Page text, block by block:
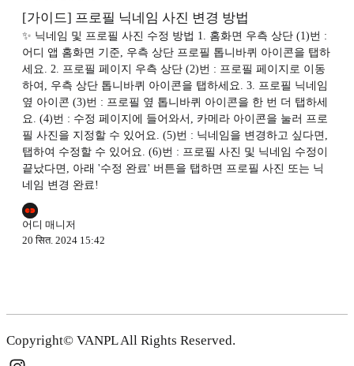
[가이드] 프로필 닉네임 사진 변경 방법
✨ 닉네임 및 프로필 사진 수정 방법 1. 홈화면 우측 상단 (1)번 :
어디 앱 홈화면 기준, 우측 상단 프로필 톱니바퀴 아이콘을 탭하
세요. 2. 프로필 페이지 우측 상단 (2)번 : 프로필 페이지로 이동
하여, 우측 상단 톱니바퀴 아이콘을 탭하세요. 3. 프로필 닉네임
옆 아이콘 (3)번 : 프로필 옆 톱니바퀴 아이콘을 한 번 더 탭하세
요. (4)번 : 수정 페이지에 들어와서, 카메라 아이콘을 눌러 프로
필 사진을 지정할 수 있어요. (5)번 : 닉네임을 변경하고 싶다면,
탭하여 수정할 수 있어요. (6)번 : 프로필 사진 및 닉네임 수정이
끝났다면, 아래 '수정 완료' 버튼을 탭하면 프로필 사진 또는 닉
네임 변경 완료!
어디 매니저
20 सित. 2024 15:42
Copyright© VANPL All Rights Reserved.